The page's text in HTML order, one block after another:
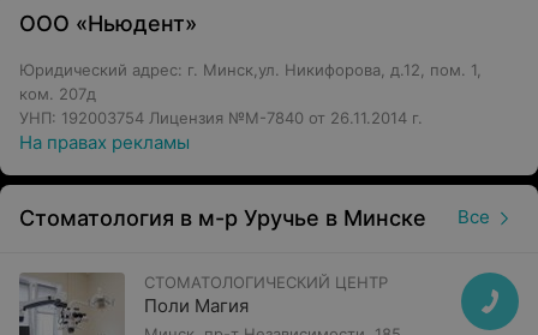
Протезирование зубов (бюгельные протезы,
металлокерамические коронки, коронки из диоксида
циркония, съемные протезы, протезирование
вкладками, установка виниров).
Стоматология «Ньюдент»: здоровые зубы без боли и
страха.
Записаться на консультацию можно по телефону.
консультация специалиста: рекламируемые
медицинские услуги могут иметь
ООО «Ньюдент»
Юридический адрес: г. Минск,ул. Никифорова, д.12, пом. 1,
ком. 207д
УНП: 192003754 Лицензия №М-7840 от 26.11.2014 г.
На правах рекламы
Стоматология в м-р Уручье в Минске Все
СТОМАТОЛОГИЧЕСКИЙ ЦЕНТР
Поли Магия